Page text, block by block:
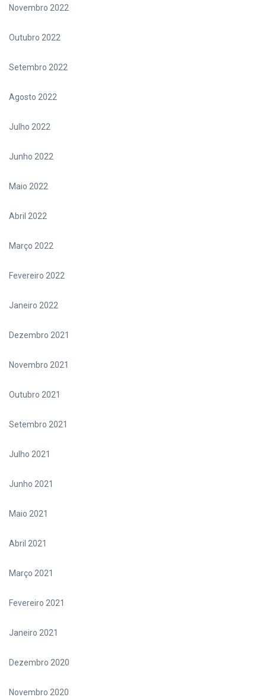
Novembro 2022
Outubro 2022
Setembro 2022
Agosto 2022
Julho 2022
Junho 2022
Maio 2022
Abril 2022
Março 2022
Fevereiro 2022
Janeiro 2022
Dezembro 2021
Novembro 2021
Outubro 2021
Setembro 2021
Julho 2021
Junho 2021
Maio 2021
Abril 2021
Março 2021
Fevereiro 2021
Janeiro 2021
Dezembro 2020
Novembro 2020